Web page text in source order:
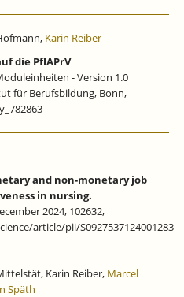
Karin Reiber
die PflAPrV
- Version 1.0
für Berufsbildung, Bonn,
and non-monetary job
in nursing.
2024, 102632,
article/pii/S0927537124001283
Karin Reiber, Marcel
Späth